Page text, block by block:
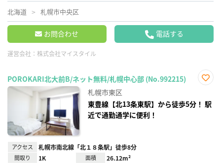
北海道 札幌市中央区
お問合わせ 電話する
運営会社： 株式会社マイスタイル
POROKARI北大前B/ネット無料/札幌中心部 (No.992215)
り登
録
札幌市東区
東豊線【北13条東駅】から徒歩5分！ 駅
近で通勤通学に便利！
アクセス 札幌市南北線「北１８条駅」徒歩8分
間取り 1K 面積 26.12m²